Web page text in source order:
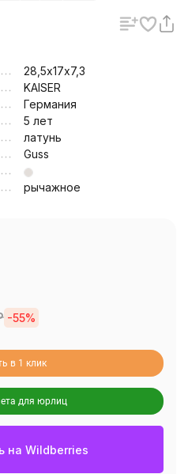
28,5х17х7,3
KAISER
Германия
5 лет
латунь
Guss
рычажное
-55%
в 1 клик
для юрлиц
на Wildberries